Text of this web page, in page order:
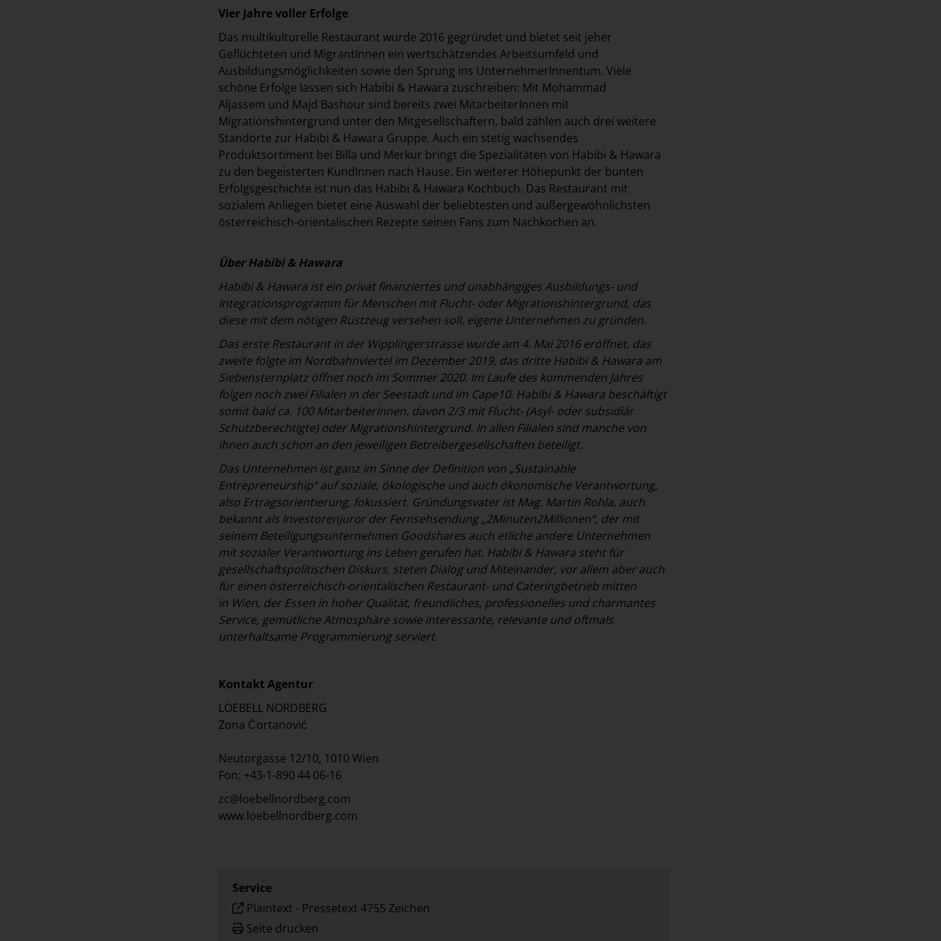
Vier Jahre voller Erfolge
Das multikulturelle Restaurant wurde 2016 gegründet und bietet seit jeher
Geflüchteten und MigrantInnen ein wertschätzendes Arbeitsumfeld und
Ausbildungsmöglichkeiten sowie den Sprung ins UnternehmerInnentum. Viele
schöne Erfolge lassen sich Habibi & Hawara zuschreiben: Mit Mohammad
Aljassem und Majd Bashour sind bereits zwei MitarbeiterInnen mit
Migrationshintergrund unter den Mitgesellschaftern, bald zählen auch drei weitere
Standorte zur Habibi & Hawara Gruppe. Auch ein stetig wachsendes
Produktsortiment bei Billa und Merkur bringt die Spezialitäten von Habibi & Hawara
zu den begeisterten KundInnen nach Hause. Ein weiterer Höhepunkt der bunten
Erfolgsgeschichte ist nun das Habibi & Hawara Kochbuch. Das Restaurant mit
sozialem Anliegen bietet eine Auswahl der beliebtesten und außergewöhnlichsten
österreichisch-orientalischen Rezepte seinen Fans zum Nachkochen an.
Über Habibi & Hawara
Habibi & Hawara ist ein privat finanziertes und unabhängiges Ausbildungs- und
Integrationsprogramm für Menschen mit Flucht- oder Migrationshintergrund, das
diese mit dem nötigen Rüstzeug versehen soll, eigene Unternehmen zu gründen.
Das erste Restaurant in der Wipplingerstrasse wurde am 4. Mai 2016 eröffnet, das
zweite folgte im Nordbahnviertel im Dezember 2019, das dritte Habibi & Hawara am
Siebensternplatz öffnet noch im Sommer 2020. Im Laufe des kommenden Jahres
folgen noch zwei Filialen in der Seestadt und im Cape10. Habibi & Hawara beschäftigt
somit bald ca. 100 MitarbeiterInnen, davon 2/3 mit Flucht- (Asyl- oder subsidiär
Schutzberechtigte) oder Migrationshintergrund. In allen Filialen sind manche von
ihnen auch schon an den jeweiligen Betreibergesellschaften beteiligt.
Das Unternehmen ist ganz im Sinne der Definition von „Sustainable
Entrepreneurship“ auf soziale, ökologische und auch ökonomische Verantwortung,
also Ertragsorientierung, fokussiert. Gründungsvater ist Mag. Martin Rohla, auch
bekannt als Investorenjuror der Fernsehsendung „2Minuten2Millionen“, der mit
seinem Beteiligungsunternehmen Goodshares auch etliche andere Unternehmen
mit sozialer Verantwortung ins Leben gerufen hat. Habibi & Hawara steht für
gesellschaftspolitischen Diskurs, steten Dialog und Miteinander, vor allem aber auch
für einen österreichisch-orientalischen Restaurant- und Cateringbetrieb mitten
in Wien, der Essen in hoher Qualität, freundliches, professionelles und charmantes
Service, gemütliche Atmosphäre sowie interessante, relevante und oftmals
unterhaltsame Programmierung serviert.
Kontakt Agentur
LOEBELL NORDBERG
Zona Čortanović
Neutorgasse 12/10, 1010 Wien
Fon: +43-1-890 44 06-16
zc@loebellnordberg.com
www.loebellnordberg.com
Service
Plaintext - Pressetext 4755 Zeichen
Seite drucken